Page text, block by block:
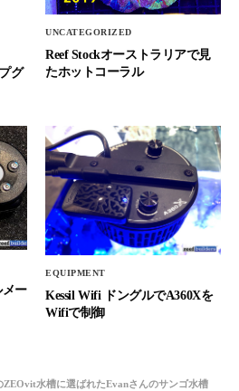
グ
UNCATEGORIZED
Reef Stockオーストラリアで見
たホットコーラル
メー
EQUIPMENT
Kessil Wifi ドングルでA360Xを
Wifiで制御
ZEOvit水槽に選ばれたEvanさんのサンゴ水槽